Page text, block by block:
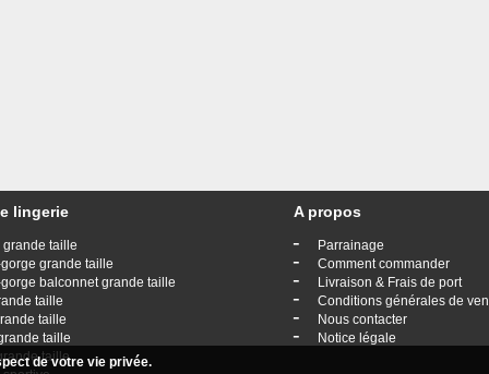
lingerie
grande taille
grande taille
balconnet grande taille
taille
taille
taille
taille
A propos
- Parrainage
- Comment commander
- Livraison & Frais de port
- Conditions générales de
- Nous contacter
-
Notice légale
de votre vie privée.